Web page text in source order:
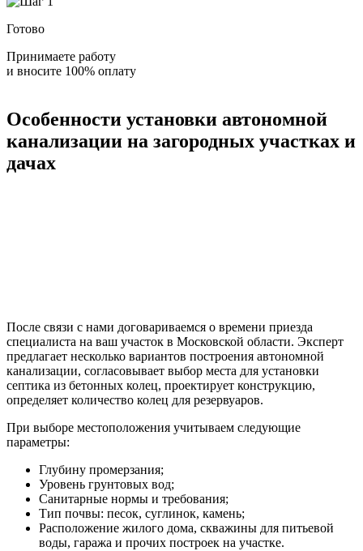
Готово
Принимаете работу
и вносите 100% оплату
Особенности установки автономной
канализации на загородных участках и
дачах
После связи с нами договариваемся о времени приезда
специалиста на ваш участок в Московской области. Эксперт
предлагает несколько вариантов построения автономной
канализации, согласовывает выбор места для установки
септика из бетонных колец, проектирует конструкцию,
определяет количество колец для резервуаров.
При выборе местоположения учитываем следующие
параметры:
Глубину промерзания;
Уровень грунтовых вод;
Санитарные нормы и требования;
Тип почвы: песок, суглинок, камень;
Расположение жилого дома, скважины для питьевой
воды, гаража и прочих построек на участке.